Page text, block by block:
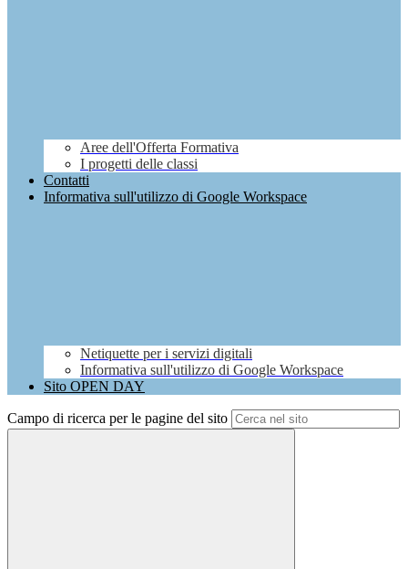
Aree dell'Offerta Formativa
I progetti delle classi
Contatti
Informativa sull'utilizzo di Google Workspace
Netiquette per i servizi digitali
Informativa sull'utilizzo di Google Workspace
Sito OPEN DAY
Campo di ricerca per le pagine del sito